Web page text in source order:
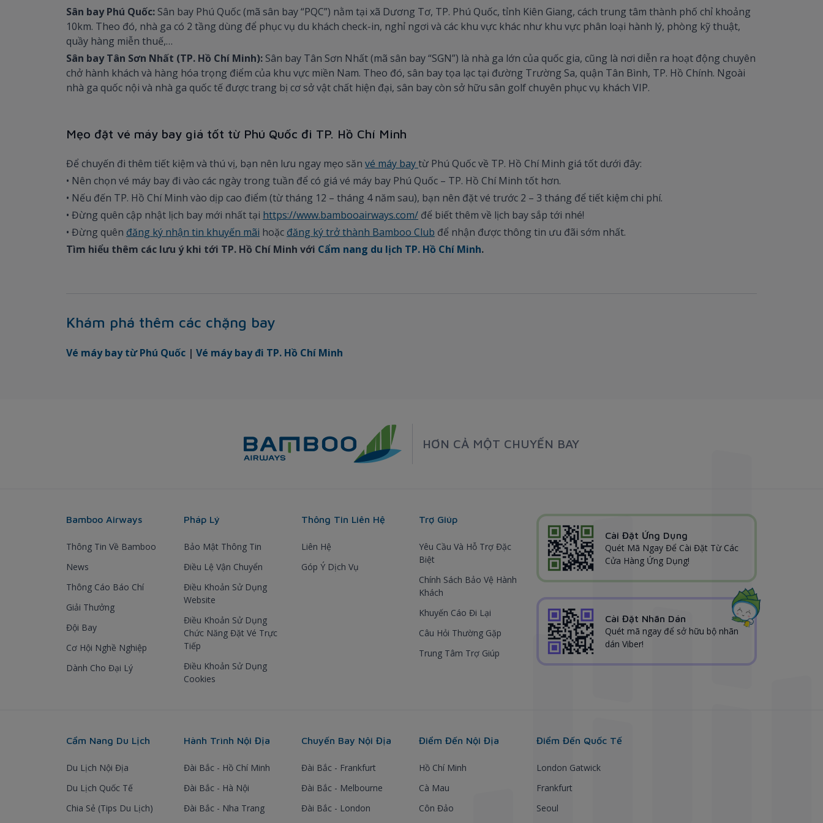
Sân bay Phú Quốc: Sân bay Phú Quốc (mã sân bay “PQC”) nằm tại xã Dương Tơ, TP. Phú Quốc, tỉnh Kiên Giang, cách trung tâm thành phố chỉ khoảng
10km. Theo đó, nhà ga có 2 tầng dùng để phục vụ du khách check-in, nghỉ ngơi và các khu vực khác như khu vực phân loại hành lý, phòng kỹ thuật,
quầy hàng miễn thuế,…
Sân bay Tân Sơn Nhất (TP. Hồ Chí Minh): Sân bay Tân Sơn Nhất (mã sân bay “SGN”) là nhà ga lớn của quốc gia, cũng là nơi diễn ra hoạt động chuyên
chở hành khách và hàng hóa trọng điểm của khu vực miền Nam. Theo đó, sân bay tọa lạc tại đường Trường Sa, quận Tân Bình, TP. Hồ Chính. Ngoài
nhà ga quốc nội và nhà ga quốc tế được trang bị cơ sở vật chất hiện đại, sân bay còn sở hữu sân golf chuyên phục vụ khách VIP.
Mẹo đặt vé máy bay giá tốt từ Phú Quốc đi TP. Hồ Chí Minh
Để chuyến đi thêm tiết kiệm và thú vị, bạn nên lưu ngay mẹo săn vé máy baytừ Phú Quốc về TP. Hồ Chí Minh giá tốt dưới đây:
• Nên chọn vé máy bay đi vào các ngày trong tuần để có giá vé máy bay Phú Quốc – TP. Hồ Chí Minh tốt hơn.
• Nếu đến TP. Hồ Chí Minh vào dịp cao điểm (từ tháng 12 – tháng 4 năm sau), bạn nên đặt vé trước 2 – 3 tháng để tiết kiệm chi phí.
• Đừng quên cập nhật lịch bay mới nhất tại https://www.bambooairways.com/ để biết thêm về lịch bay sắp tới nhé!
• Đừng quên đăng ký nhận tin khuyến mãi hoặc đăng ký trở thành Bamboo Club để nhận được thông tin ưu đãi sớm nhất.
Tìm hiểu thêm các lưu ý khi tới TP. Hồ Chí Minh với Cẩm nang du lịch TP. Hồ Chí Minh.
Khám phá thêm các chặng bay
Vé máy bay từ Phú Quốc | Vé máy bay đi TP. Hồ Chí Minh
HƠN CẢ MỘT CHUYẾN BAY
Bamboo Airways
Thông Tin Về Bamboo
News
Thông Cáo Báo Chí
Giải Thưởng
Đội Bay
Cơ Hội Nghề Nghiệp
Dành Cho Đại Lý
Pháp Lý
Bảo Mật Thông Tin
Điều Lệ Vận Chuyển
Điều Khoản Sử Dụng
Website
Điều Khoản Sử Dụng
Chức Năng Đặt Vé Trực
Tiếp
Điều Khoản Sử Dụng
Cookies
Thông Tin Liên Hệ
Liên Hệ
Góp Ý Dịch Vụ
Trợ Giúp
Yêu Cầu Và Hỗ Trợ Đặc
Biệt
Chính Sách Bảo Vệ Hành
Khách
Khuyến Cáo Đi Lại
Câu Hỏi Thường Gặp
Trung Tâm Trợ Giúp
Cài Đặt Ứng Dụng
Quét Mã Ngay Để Cài Đặt Từ Các
Cửa Hàng Ứng Dụng!
Cài Đặt Nhãn Dán
Quét mã ngay để sở hữu bộ nhãn
dán Viber!
Cẩm Nang Du Lịch
Du Lịch Nội Địa
Du Lịch Quốc Tế
Chia Sẻ (Tips Du Lịch)
Hành Trình Nội Địa
Đài Bắc - Hồ Chí Minh
Đài Bắc - Hà Nội
Đài Bắc - Nha Trang
Chuyến Bay Nội Địa
Đài Bắc - Frankfurt
Đài Bắc - Melbourne
Đài Bắc - London
Điểm Đến Nội Địa
Hồ Chí Minh
Cà Mau
Côn Đảo
Điểm Đến Quốc Tế
London Gatwick
Frankfurt
Seoul